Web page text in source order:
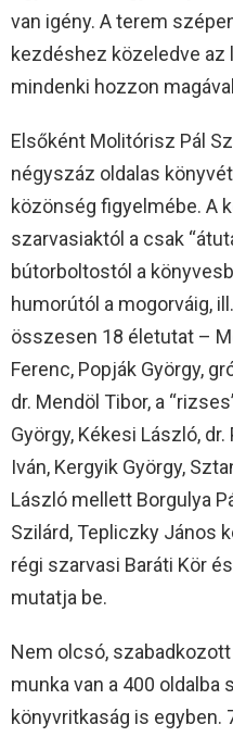
van igény. A terem
kezdéshez közeledve az
mindenki hozzon
Elsőként Molitórisz Pál
négyszáz oldalas
közönség figyelmébe. A
szarvasiaktól a csak
bútorboltostól a
humorútól a mogorváig,
összesen 18 életutat –
Ferenc, Popják György,
dr. Mendöl Tibor, a
György, Kékesi László,
Iván, Kergyik György,
László mellett Borgulya
Szilárd, Tepliczky János
régi szarvasi Baráti Kör
mutatja be.
Nem olcsó,
munka van a 400 oldalba
könyvritkaság is